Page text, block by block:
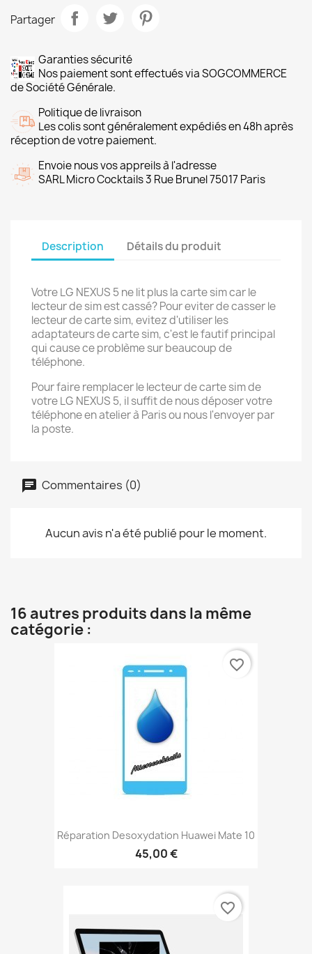
Partager
Garanties sécurité
Nos paiement sont effectués via SOGCOMMERCE
de Société Générale.
Politique de livraison
Les colis sont généralement expédiés en 48h après
réception de votre paiement.
Envoie nous vos appreils à l'adresse
SARL Micro Cocktails 3 Rue Brunel 75017 Paris
Description Détails du produit
Votre LG NEXUS 5 ne lit plus la carte sim car le
lecteur de sim est cassé? Pour eviter de casser le
lecteur de carte sim, evitez d'utiliser les
adaptateurs de carte sim, c'est le fautif principal
qui cause ce problème sur beaucoup de
téléphone.
Pour faire remplacer le lecteur de carte sim de
votre LG NEXUS 5, il suffit de nous déposer votre
téléphone en atelier à Paris ou nous l'envoyer par
la poste.
Commentaires (0)
Aucun avis n'a été publié pour le moment.
16 autres produits dans la même
catégorie :
Réparation Desoxydation Huawei Mate 10
45,00 €
favorite_border
favorite_border